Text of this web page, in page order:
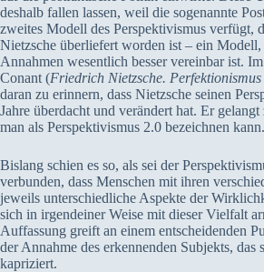
deshalb fallen lassen, weil die sogenannte
zweites Modell des Perspektivismus verfügt,
Nietzsche überliefert worden ist – ein Modell,
Annahmen wesentlich besser vereinbar ist.
Conant (Friedrich Nietzsche.
daran zu erinnern, dass Nietzsche seinen
Jahre überdacht und verändert hat. Er
man als Perspektivismus 2.0 bezeichnen kann.
Bislang schien es so, als sei der
verbunden, dass Menschen mit ihren
jeweils unterschiedliche Aspekte der
sich in irgendeiner Weise mit dieser Vielfalt
Auffassung greift an einem entscheidenden
der Annahme des erkennenden Subjekts, das
kapriziert.